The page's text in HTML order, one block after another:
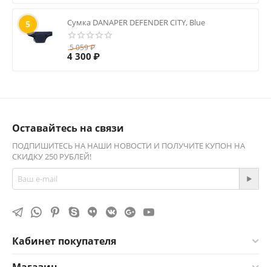
5 Сумка DANAPER DEFENDER CITY, Blue
5 059₽
4 300 ₽
Оставайтесь на связи
ПОДПИШИТЕСЬ НА НАШИ НОВОСТИ И ПОЛУЧИТЕ КУПОН НА
СКИДКУ 250 РУБЛЕЙ!
Кабинет покупателя